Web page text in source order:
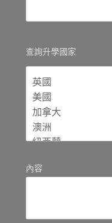
查詢升學國家
內容